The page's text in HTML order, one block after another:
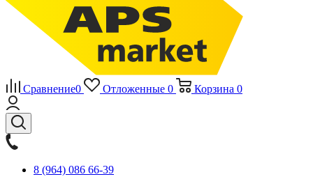
Сравнение0 Отложенные 0 Корзина 0
8 (964) 086 66-39